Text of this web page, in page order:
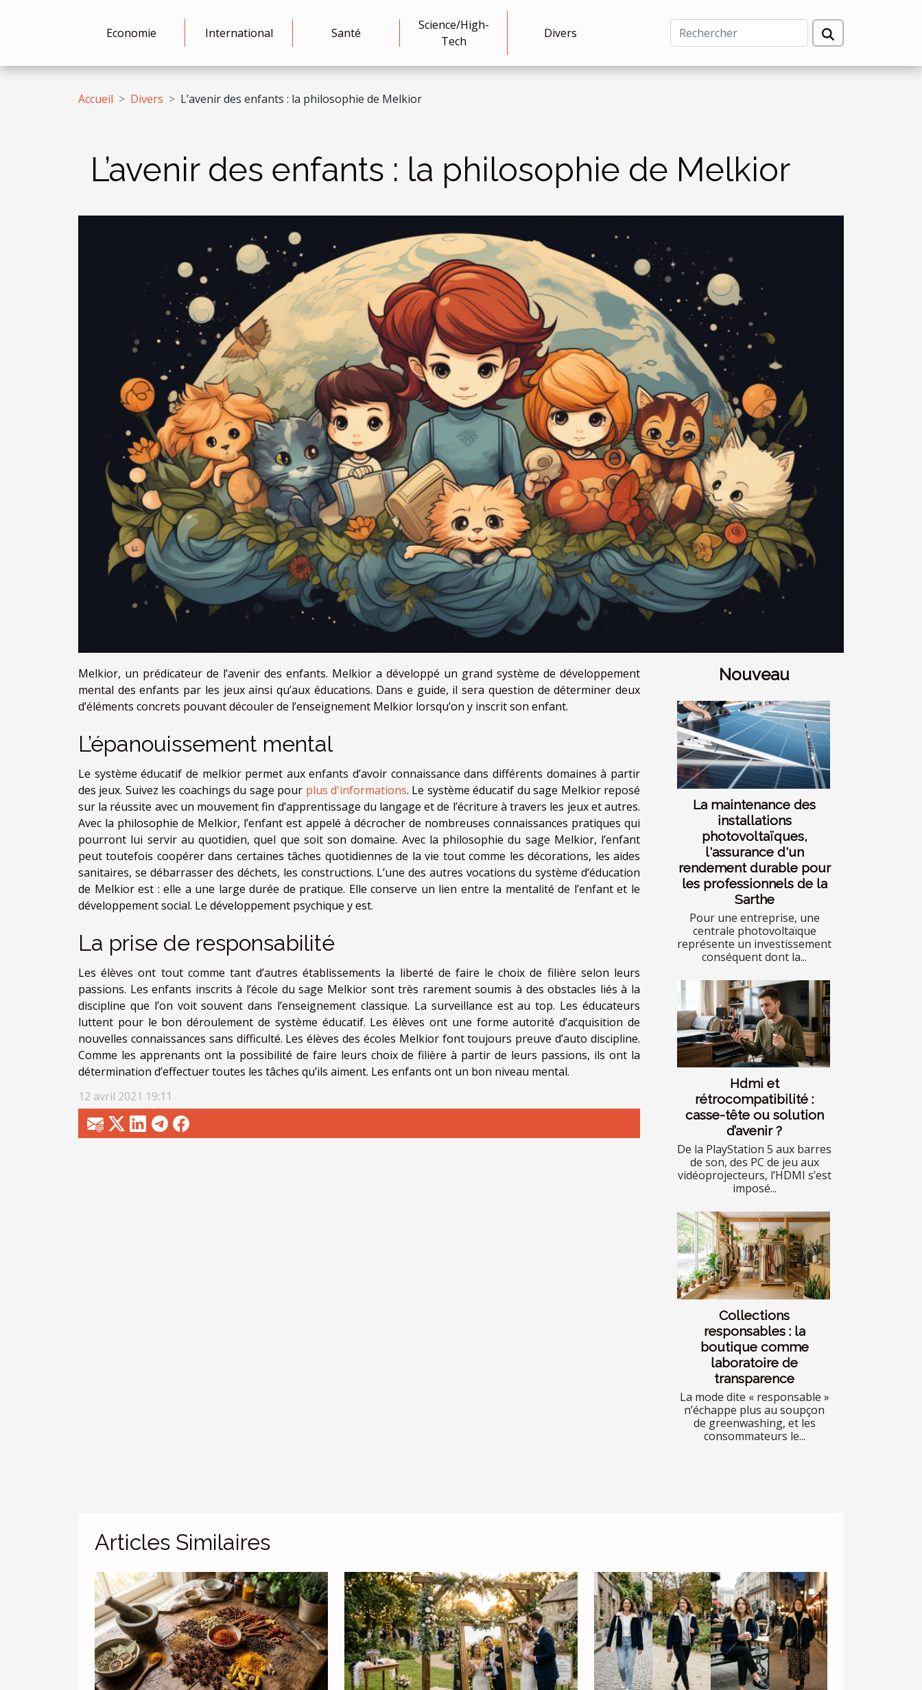
Economie International Santé
Science/High-
Tech
Divers
Accueil Divers L’avenir des enfants : la philosophie de Melkior
L’avenir des enfants : la philosophie de Melkior
Melkior, un prédicateur de l’avenir des enfants. Melkior a développé un grand système de développement
mental des enfants par les jeux ainsi qu’aux éducations. Dans e guide, il sera question de déterminer deux
d’éléments concrets pouvant découler de l’enseignement Melkior lorsqu’on y inscrit son enfant.
L’épanouissement mental
Le système éducatif de melkior permet aux enfants d’avoir connaissance dans différents domaines à partir
des jeux. Suivez les coachings du sage pour plus d'informations. Le système éducatif du sage Melkior reposé
sur la réussite avec un mouvement fin d’apprentissage du langage et de l’écriture à travers les jeux et autres.
Avec la philosophie de Melkior, l’enfant est appelé à décrocher de nombreuses connaissances pratiques qui
pourront lui servir au quotidien, quel que soit son domaine. Avec la philosophie du sage Melkior, l’enfant
peut toutefois coopérer dans certaines tâches quotidiennes de la vie tout comme les décorations, les aides
sanitaires, se débarrasser des déchets, les constructions. L’une des autres vocations du système d’éducation
de Melkior est : elle a une large durée de pratique. Elle conserve un lien entre la mentalité de l’enfant et le
développement social. Le développement psychique y est.
La prise de responsabilité
Les élèves ont tout comme tant d’autres établissements la liberté de faire le choix de filière selon leurs
passions. Les enfants inscrits à l’école du sage Melkior sont très rarement soumis à des obstacles liés à la
discipline que l’on voit souvent dans l’enseignement classique. La surveillance est au top. Les éducateurs
luttent pour le bon déroulement de système éducatif. Les élèves ont une forme autorité d’acquisition de
nouvelles connaissances sans difficulté. Les élèves des écoles Melkior font toujours preuve d’auto discipline.
Comme les apprenants ont la possibilité de faire leurs choix de filière à partir de leurs passions, ils ont la
détermination d’effectuer toutes les tâches qu’ils aiment. Les enfants ont un bon niveau mental.
12 avril 2021 19:11
Nouveau
La maintenance des
installations
photovoltaïques,
l'assurance d'un
rendement durable pour
les professionnels de la
Sarthe
Pour une entreprise, une
centrale photovoltaïque
représente un investissement
conséquent dont la...
Hdmi et
rétrocompatibilité :
casse-tête ou solution
d’avenir ?
De la PlayStation 5 aux barres
de son, des PC de jeu aux
vidéoprojecteurs, l’HDMI s’est
imposé...
Collections
responsables : la
boutique comme
laboratoire de
transparence
La mode dite « responsable »
n’échappe plus au soupçon
de greenwashing, et les
consommateurs le...
Articles Similaires